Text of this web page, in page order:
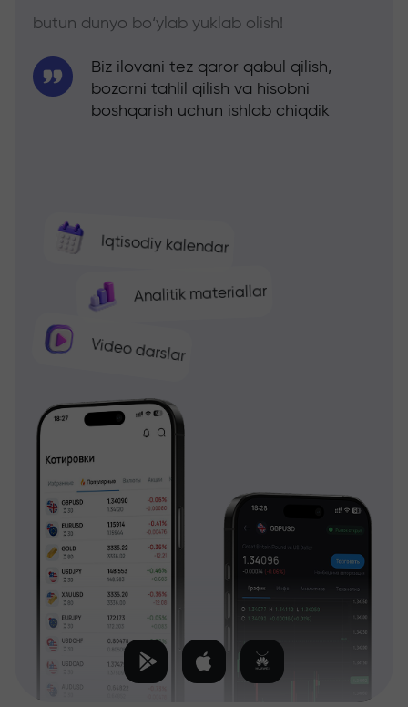
butun dunyo bo‘ylab yuklab olish!
Iqtisodiy kalendar
Analitik materiallar
Video darslar
Biz ilovani tez qaror qabul qilish,
bozorni tahlil qilish va hisobni
boshqarish uchun ishlab chiqdik